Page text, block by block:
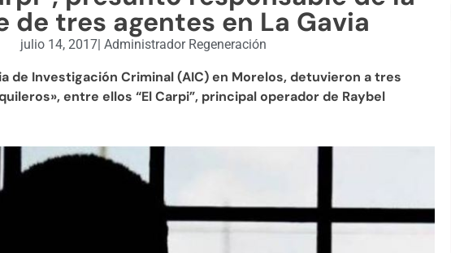
de tres agentes en La Gavia
julio 14, 2017| Administrador Regeneración
de Investigación Criminal (AIC) en Morelos, detuvieron a tres
entre ellos “El Carpi”, principal operador de Raybel